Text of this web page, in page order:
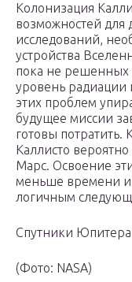
Колонизация
возможностей для
исследований,
устройства
пока не решенных
уровень радиации
этих проблем
будущее миссии
готовы потратить.
Каллисто
Марс. Освоение
меньше времени и
логичным
Спутники Юпитера
(Фото: NASA)